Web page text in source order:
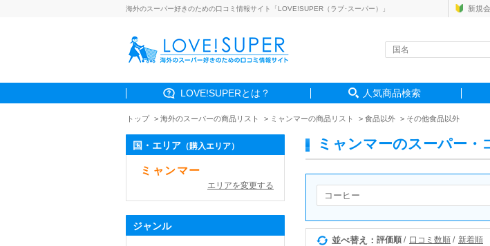
海外のスーパー好きのための口コミ情報サイト「LOVE!SUPER（ラブ･スーパー）」 新規
LOVE!SUPERとは？ 人気商品検索
トップ 海外のスーパーの商品リスト ミャンマーの商品リスト 食品以外 その他食品以外
ミャンマーのスーパー・
並べ替え： 評価順 口コミ数順 新着順
国・エリア （購入エリア）
ミャンマー
エリアを変更する
ジャンル